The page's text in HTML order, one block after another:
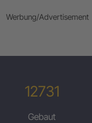
Werbung/Advertisement
12731
Gebaut